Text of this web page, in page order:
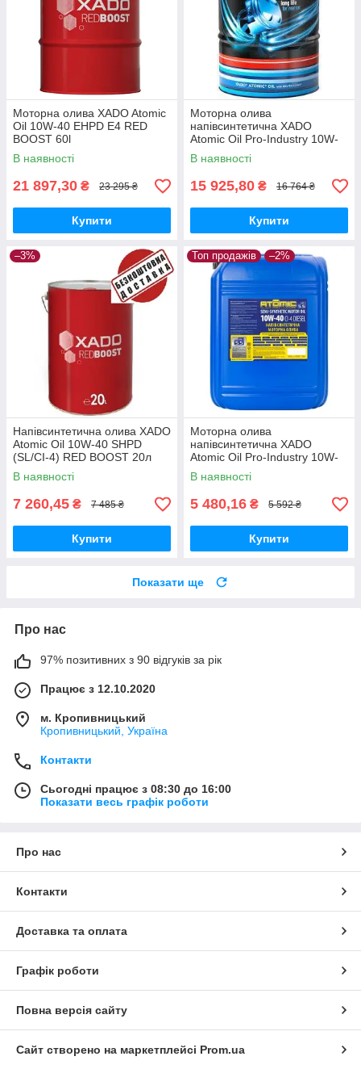
Моторна олива XADO Atomic
Oil 10W-40 EHPD E4 RED
BOOST 60l
В наявності
21 897,30 ₴ 23 295 ₴
Купити
Моторна олива
напівсинтетична XADO
Atomic Oil Pro-Industry 10W-
40 CI-4 Diesel 60л
В наявності
15 925,80 ₴ 16 764 ₴
Купити
–3%
Напівсинтетична олива XADO
Atomic Oil 10W-40 SHPD
(SL/CI-4) RED BOOST 20л
В наявності
7 260,45 ₴ 7 485 ₴
Купити
Топ продажів –2%
Моторна олива
напівсинтетична XADO
Atomic Oil Pro-Industry 10W-
40 CI-4 Diesel
В наявності
5 480,16 ₴ 5 592 ₴
Купити
Показати ще
Про нас
97% позитивних з 90 відгуків за рік
Працює з 12.10.2020
м. Кропивницький
Кропивницький, Україна
Контакти
Сьогодні працює з 08:30 до 16:00
Показати весь графік роботи
Про нас
Контакти
Доставка та оплата
Графік роботи
Повна версія сайту
Сайт створено на маркетплейсі Prom.ua